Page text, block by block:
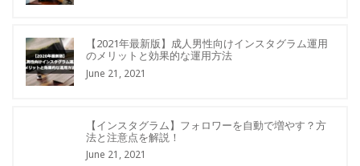
【2021年最新版】成人男性向けインスタグラム運用
のメリットと効果的な運用方法
June 21, 2021
【インスタグラム】フォロワーを自動で増やす？方
法と注意点を解説！
June 21, 2021